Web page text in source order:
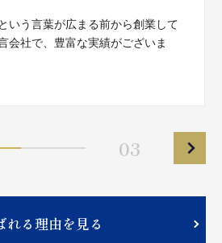
いう言葉が広まる前から創業して
会社で、豊富な実績がございま
03
れる理由を見る